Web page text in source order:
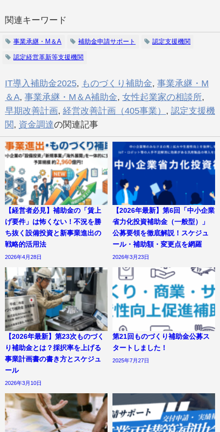
関連キーワード
事業承継・M＆A 補助金申請サポート 認定支援機関
認定経営革新等支援機関
IT導入補助金2025, ものづくり補助金, 事業承継・M
＆A, 事業承継・M＆A補助金, 女性起業家の相談所,
早期改善計画, 経営改善計画（405事業） , 認定支援機
関, 資金調達の関連記事
【経営者必見】補助金の「賃上
げ要件」は怖くない！不況を勝
ち抜く設備投資と新事業進出の
戦略的活用法
2026年4月28日
【2026年最新】第6回「中小企業
省力化投資補助金（一般型）」
公募要領を徹底解説！スケジュ
ール・補助額・変更点を網羅
2026年3月23日
【2026年最新】第23次ものづく
り補助金とは？採択率を上げる
事業計画書の書き方とスケジュ
ール
2026年3月10日
第21回ものづくり補助金公募ス
タートしました！
2025年7月27日